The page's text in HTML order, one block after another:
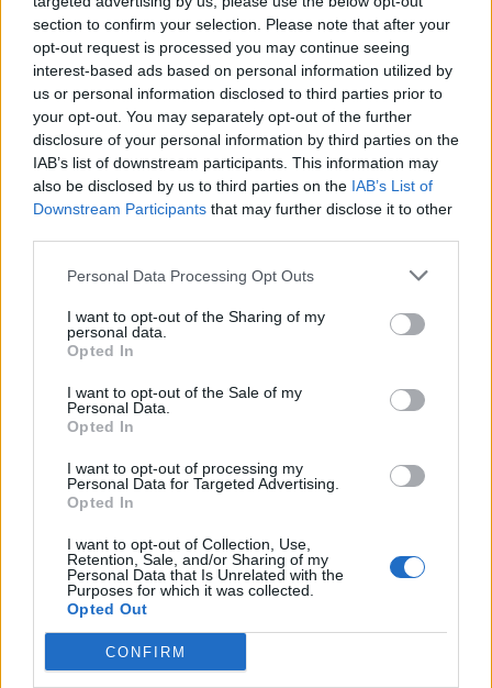
section to confirm your selection. Please note that after your
opt-out request is processed you may continue seeing
interest-based ads based on personal information utilized by
us or personal information disclosed to third parties prior to
your opt-out. You may separately opt-out of the further
disclosure of your personal information by third parties on the
IAB’s list of downstream participants. This information may
also be disclosed by us to third parties on the IAB’s List of
Downstream Participants that may further disclose it to other
Personal Data Processing Opt Outs
I want to opt-out of the Sharing of my
personal data.
Opted In
I want to opt-out of the Sale of my
Personal Data.
Opted In
I want to opt-out of processing my
Personal Data for Targeted Advertising.
Opted In
I want to opt-out of Collection, Use,
Retention, Sale, and/or Sharing of my
Personal Data that Is Unrelated with the
Purposes for which it was collected.
Opted Out
CONFIRM
PREVIOUS ARTICLE
Η Περιφέρεια Κεντρικής
Μακεδονίας συμμετείχε για
τέταρτη φορά στη διεθνή
έκθεση «Αnuga 2023» της
Κολωνίας
Με λαμπρότητα γιορτάστηκε η
111η επέτειος Απελευθέρωσης
της Αλεξάνδρειας
ΣΧΕΤΙΚΈΣ ΑΝΑΡΤΉΣΕΙΣ
χαμένοι και οι κερδισμένοι από την αλλαγή
Δευτέρα, 13 Απριλίου 2026 9:28 ΠΜ